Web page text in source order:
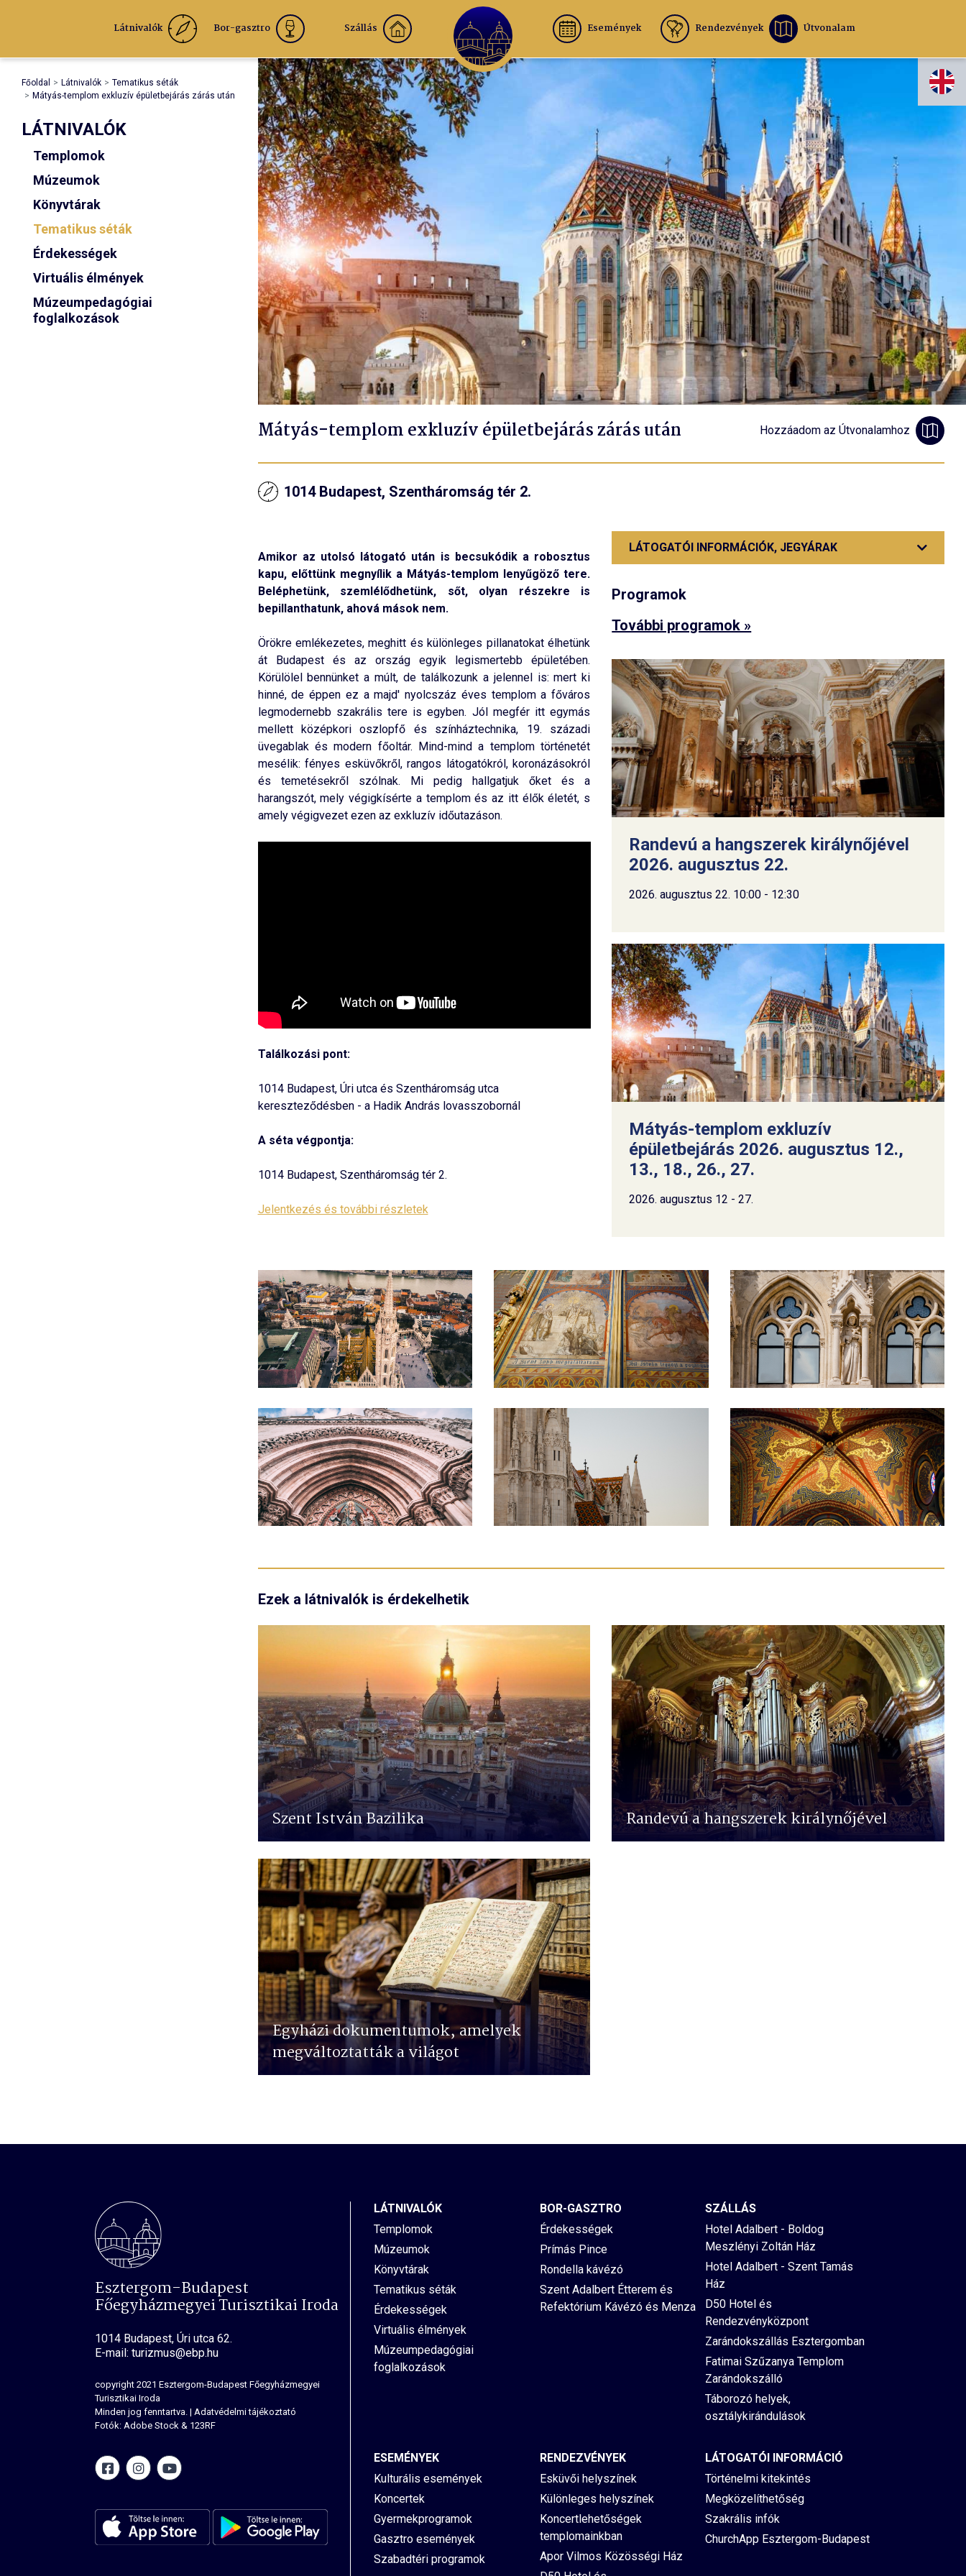
Látnivalók Bor-gasztro Szállás Események Rendezvények Útvonalam
Főoldal Látnivalók
Tematikus séták
Mátyás-templom exkluzív épületbejárás zárás után
LÁTNIVALÓK
Templomok
Múzeumok
Könyvtárak
Tematikus séták
Érdekességek
Virtuális élmények
Múzeumpedagógiai
foglalkozások
Mátyás-templom exkluzív épületbejárás zárás után Hozzáadom az Útvonalamhoz
1014 Budapest, Szentháromság tér 2.
Amikor az utolsó látogató után is becsukódik a robosztus
kapu, előttünk megnyílik a Mátyás-templom lenyűgöző tere.
Beléphetünk, szemlélődhetünk, sőt, olyan részekre is
bepillanthatunk, ahová mások nem.
Örökre emlékezetes, meghitt és különleges pillanatokat élhetünk
át Budapest és az ország egyik legismertebb épületében.
Körülölel bennünket a múlt, de találkozunk a jelennel is: mert ki
hinné, de éppen ez a majd' nyolcszáz éves templom a főváros
legmodernebb szakrális tere is egyben. Jól megfér itt egymás
mellett középkori oszlopfő és színháztechnika, 19. századi
üvegablak és modern főoltár. Mind-mind a templom történetét
mesélik: fényes esküvőkről, rangos látogatókról, koronázásokról
és temetésekről szólnak. Mi pedig hallgatjuk őket és a
harangszót, mely végigkísérte a templom és az itt élők életét, s
amely végigvezet ezen az exkluzív időutazáson.
Találkozási pont:
1014 Budapest, Úri utca és Szentháromság utca
kereszteződésben - a Hadik András lovasszobornál
A séta végpontja:
1014 Budapest, Szentháromság tér 2.
Jelentkezés és további részletek
LÁTOGATÓI INFORMÁCIÓK, JEGYÁRAK
Programok
További programok »
Randevú a hangszerek királynőjével
2026. augusztus 22.
2026. augusztus 22. 10:00 - 12:30
Mátyás-templom exkluzív
épületbejárás 2026. augusztus 12.,
13., 18., 26., 27.
2026. augusztus 12 - 27.
Ezek a látnivalók is érdekelhetik
Szent István Bazilika Randevú a hangszerek királynőjével
Egyházi dokumentumok, amelyek
megváltoztatták a világot
EN
Esztergom-Budapest
Főegyházmegyei Turisztikai Iroda
1014 Budapest, Úri utca 62.
E-mail: turizmus@ebp.hu
copyright 2021 Esztergom-Budapest Főegyházmegyei
Turisztikai Iroda
Minden jog fenntartva. | Adatvédelmi tájékoztató
Fotók: Adobe Stock & 123RF
LÁTNIVALÓK
Templomok
Múzeumok
Könyvtárak
Tematikus séták
Érdekességek
Virtuális élmények
Múzeumpedagógiai
foglalkozások
BOR-GASZTRO
Érdekességek
Prímás Pince
Rondella kávézó
Szent Adalbert Étterem és
Refektórium Kávézó és Menza
SZÁLLÁS
Hotel Adalbert - Boldog
Meszlényi Zoltán Ház
Hotel Adalbert - Szent Tamás
Ház
D50 Hotel és
Rendezvényközpont
Zarándokszállás Esztergomban
Fatimai Szűzanya Templom
Zarándokszálló
Táborozó helyek,
osztálykirándulások
ESEMÉNYEK
Kulturális események
Koncertek
Gyermekprogramok
Gasztro események
Szabadtéri programok
RENDEZVÉNYEK
Esküvői helyszínek
Különleges helyszínek
Koncertlehetőségek
templomainkban
Apor Vilmos Közösségi Ház
LÁTOGATÓI INFORMÁCIÓ
Történelmi kitekintés
Megközelíthetőség
Szakrális infók
ChurchApp Esztergom-Budapest